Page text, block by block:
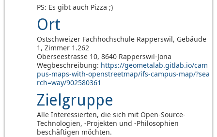
PS: Es gibt auch Pizza ;)
Ort
Ostschweizer Fachhochschule Rapperswil, Gebäude
1, Zimmer 1.262
Oberseestrasse 10, 8640 Rapperswil-Jona
Wegbeschreibung: https://geometalab.gitlab.io/cam
pus-maps-with-openstreetmap/ifs-campus-map/?sea
rch=way/902580361
Zielgruppe
Alle Interessierten, die sich mit Open-Source-
Technologien, -Projekten und -Philosophien
beschäftigen möchten.